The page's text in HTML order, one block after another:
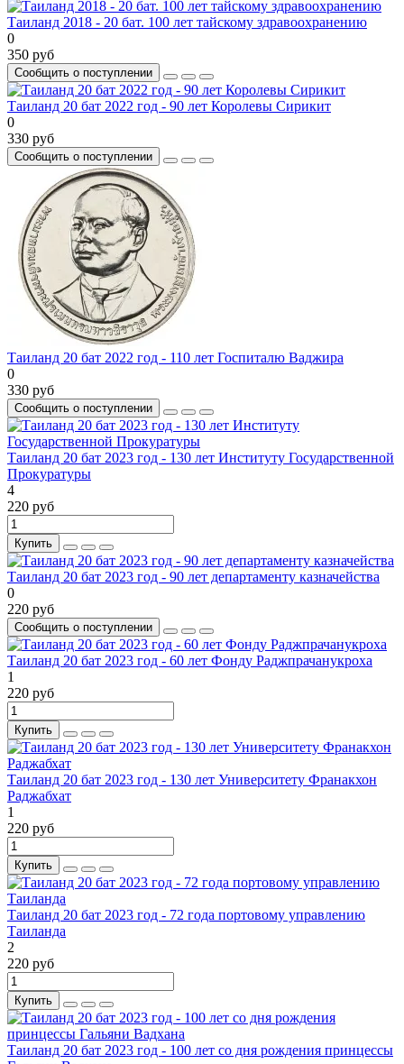
Таиланд 2018 - 20 бат. 100 лет тайскому здравоохранению
0
350 руб
Сообщить о поступлении
Таиланд 20 бат 2022 год - 90 лет Королевы Сирикит
0
330 руб
Сообщить о поступлении
Таиланд 20 бат 2022 год - 110 лет Госпиталю Ваджира
0
330 руб
Сообщить о поступлении
Таиланд 20 бат 2023 год - 130 лет Институту Государственной
Прокуратуры
4
220 руб
Купить
Таиланд 20 бат 2023 год - 90 лет департаменту казначейства
0
220 руб
Сообщить о поступлении
Таиланд 20 бат 2023 год - 60 лет Фонду Раджпрачанукроха
1
220 руб
Купить
Таиланд 20 бат 2023 год - 130 лет Университету Франакхон
Раджабхат
1
220 руб
Купить
Таиланд 20 бат 2023 год - 72 года портовому управлению
Таиланда
2
220 руб
Купить
Таиланд 20 бат 2023 год - 100 лет со дня рождения принцессы